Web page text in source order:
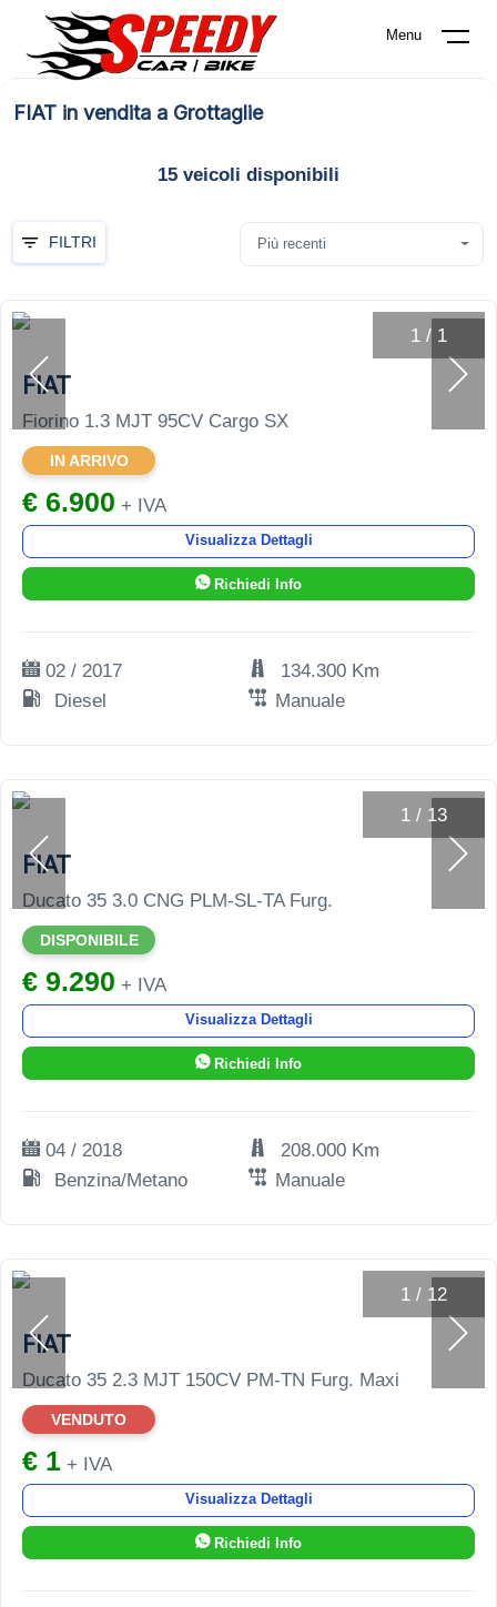
Menu
FIAT in vendita a Grottaglie
15 veicoli disponibili
Più recenti
FILTRI
1 / 1
FIAT
Fiorino 1.3 MJT 95CV Cargo SX
IN ARRIVO
€ 6.900 + IVA
Visualizza Dettagli
Richiedi Info
02 / 2017
134.300 Km
Diesel
Manuale
1 / 13
FIAT
Ducato 35 3.0 CNG PLM-SL-TA Furg.
DISPONIBILE
€ 9.290 + IVA
Visualizza Dettagli
Richiedi Info
04 / 2018
208.000 Km
Benzina/Metano
Manuale
1 / 12
FIAT
Ducato 35 2.3 MJT 150CV PM-TN Furg. Maxi
VENDUTO
€ 1 + IVA
Visualizza Dettagli
Richiedi Info